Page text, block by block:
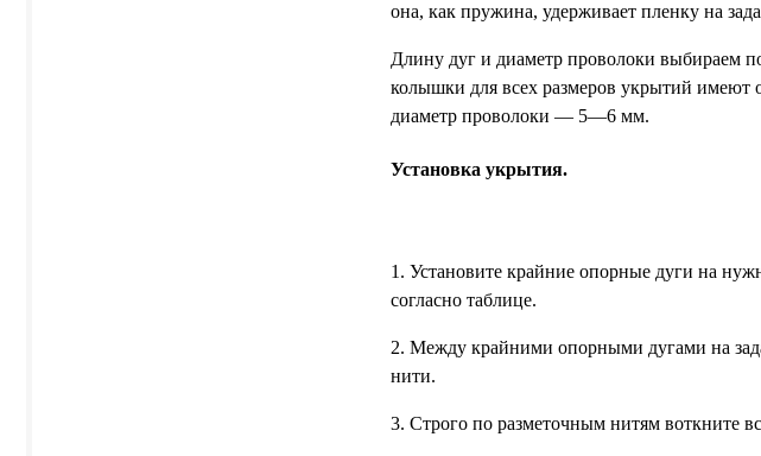
она, как пружина, удерживает пленку на
Длину дуг и диаметр проволоки выбираем
колышки для всех размеров укрытий
диаметр проволоки — 5—6 мм.
Установка укрытия.
1. Установите крайние опорные дуги на
согласно таблице.
2. Между крайними опорными дугами на
нити.
3. Строго по разметочным нитям воткните